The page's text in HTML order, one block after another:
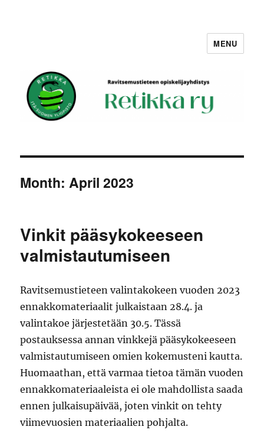
MENU
Month:April 2023
Vinkit pääsykokeeseen
valmistautumiseen
Ravitsemustieteen valintakokeen vuoden 2023
ennakkomateriaalit julkaistaan 28.4. ja
valintakoe järjestetään 30.5. Tässä
postauksessa annan vinkkejä pääsykokeeseen
valmistautumiseen omien kokemusteni kautta.
Huomaathan, että varmaa tietoa tämän vuoden
ennakkomateriaaleista ei ole mahdollista saada
ennen julkaisupäivää, joten vinkit on tehty
viimevuosien materiaalien pohjalta.